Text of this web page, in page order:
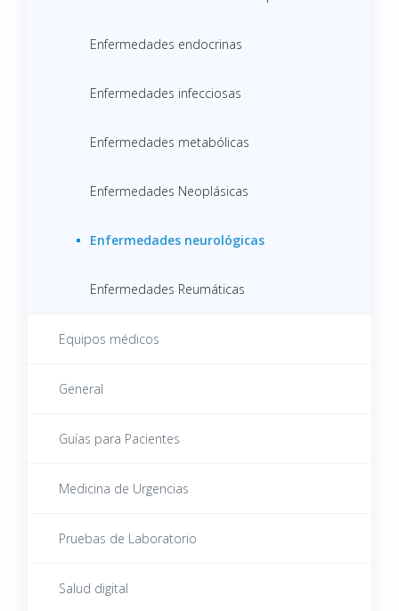
Enfermedades endocrinas
Enfermedades infecciosas
Enfermedades metabólicas
Enfermedades Neoplásicas
Enfermedades neurológicas
Enfermedades Reumáticas
Equipos médicos
General
Guías para Pacientes
Medicina de Urgencias
Pruebas de Laboratorio
Salud digital